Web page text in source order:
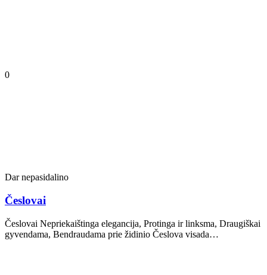
0
Dar nepasidalino
Česlovai
Česlovai Nepriekaištinga elegancija, Protinga ir linksma, Draugiškai
gyvendama, Bendraudama prie židinio Česlova visada…